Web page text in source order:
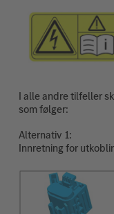
I alle andre tilfeller
som følger:
Alternativ
Innretning for